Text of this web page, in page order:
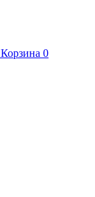
Корзина 0